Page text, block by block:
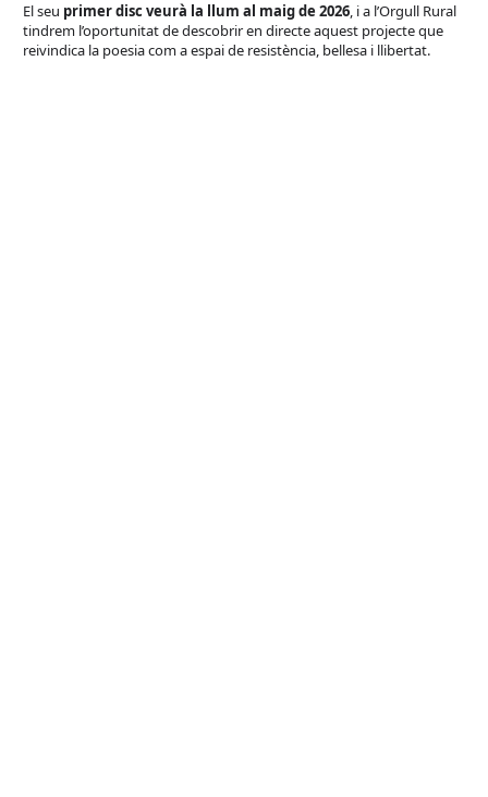
El seu primer disc veurà la llum al maig de 2026, i a l’Orgull Rural
tindrem l’oportunitat de descobrir en directe aquest projecte que
reivindica la poesia com a espai de resistència, bellesa i llibertat.